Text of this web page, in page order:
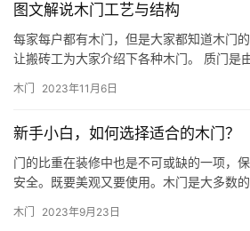
式，这样装修永远不会出错。 2.白色木门
图文解说木门工艺与结构
每家每户都有木门，但是大家都知道木门
让搬砖工为大家介绍下各种木门。 质门是
修时必选的材料之一。木质门市场近年来
的区别。 一、木门的分类 市面上各式各样
\&#…
木门 2023年11月6日
新手小白，如何选择适合的木门？
门的比重在装修中也是不可或缺的一项，
安全。既要美观又要使用。木门是大多数
木复合门和模压门。 实木门 由原木来制
木门 2023年9月23日